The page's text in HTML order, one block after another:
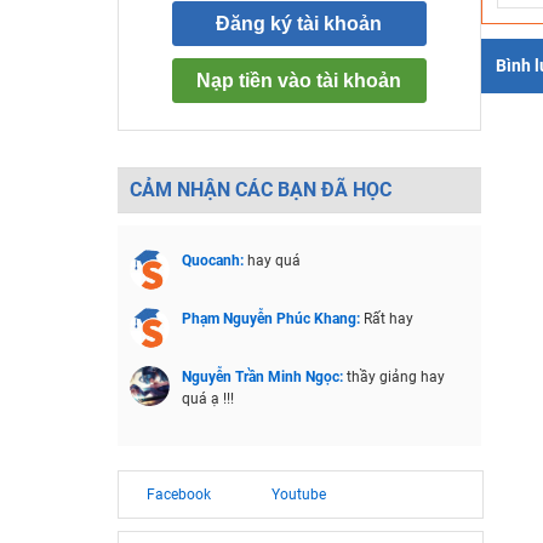
Đăng ký tài khoản
Nạp tiền vào tài khoản
CẢM NHẬN CÁC BẠN ĐÃ HỌC
Quocanh: hay quá
Phạm Nguyễn Phúc Khang: Rất hay
Nguyễn Trần Minh Ngọc: thầy giảng hay
quá ạ !!!
Facebook Youtube
Bình